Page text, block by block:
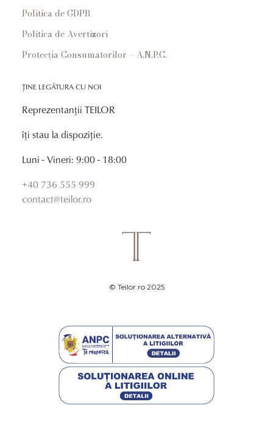
Politica de GDPR
Politica de Avertizori
Protecția Consumatorilor – A.N.P.C.
ȚINE LEGĂTURA CU NOI
Reprezentanții TEILOR
îți stau la dispoziție.
Luni - Vineri: 9:00 - 18:00
+40 736 555 999
contact@teilor.ro
© Teilor.ro 2025